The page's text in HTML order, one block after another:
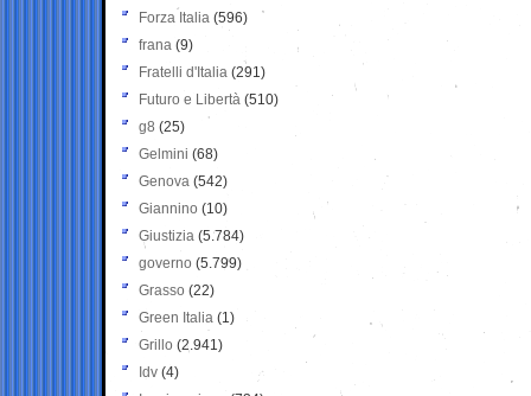
Forza Italia (596)
frana (9)
Fratelli d'Italia (291)
Futuro e Libertà (510)
g8 (25)
Gelmini (68)
Genova (542)
Giannino (10)
Giustizia (5.784)
governo (5.799)
Grasso (22)
Green Italia (1)
Grillo (2.941)
Idv (4)